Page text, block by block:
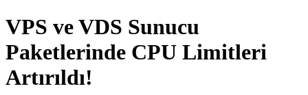
VPS ve VDS Sunucu
Paketlerinde CPU Limitleri
Artırıldı!